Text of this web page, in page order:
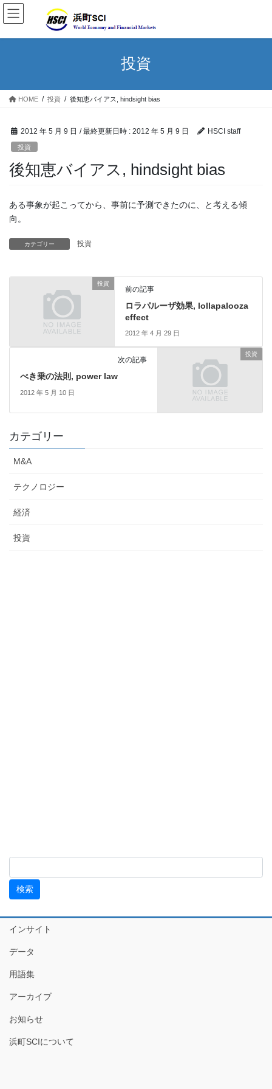
投資
HOME 投資 後知恵バイアス, hindsight bias
2012 年 5 月 9 日 / 最終更新日時 : 2012 年 5 月 9 日 HSCI staff
投資
後知恵バイアス, hindsight bias
ある事象が起こってから、事前に予測できたのに、と考える傾
向。
カテゴリー 投資
投資
前の記事
ロラパルーザ効果, lollapalooza
effect
2012 年 4 月 29 日
投資
次の記事
べき乗の法則, power law
2012 年 5 月 10 日
カテゴリー
M&A
テクノロジー
経済
投資
インサイト
データ
用語集
アーカイブ
お知らせ
浜町SCIについて